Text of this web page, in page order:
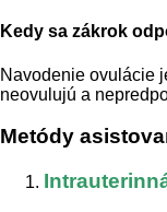
Kedy sa zákrok
Navodenie ovulácie
neovulujú a
Metódy